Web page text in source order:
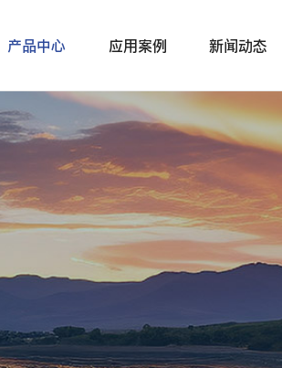
产品中心 应用案例 新闻动态